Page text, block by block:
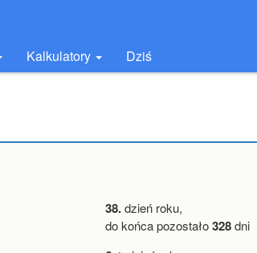
Kalkulatory Dziś
38.dzień roku,
do końca pozostało328dni